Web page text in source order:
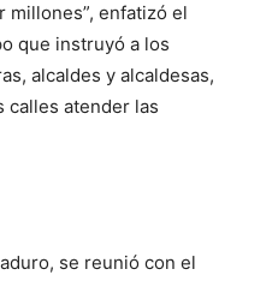
enfatizó el
que instruyó a los
alcaldes y alcaldesas,
calles atender las
se reunió con el